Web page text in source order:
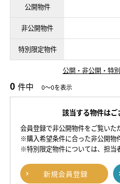
公開物件
非公開物件
特別限定物件
公開・非公開・特
0 件中 0～0を表示
該当する物件はご
会員登録で非公開物件をご覧いた
※購入希望条件に合った非公開物
※特別限定物件については、担当
新規会員登録